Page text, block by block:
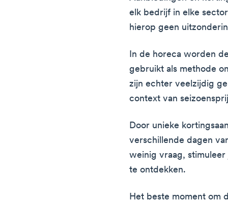
elk bedrijf in elke
hierop geen
In de horeca worden
gebruikt als methode
zijn echter veelzijdig
context van
Door unieke
verschillende dagen
weinig vraag,
te ontdekken.
Het beste moment om